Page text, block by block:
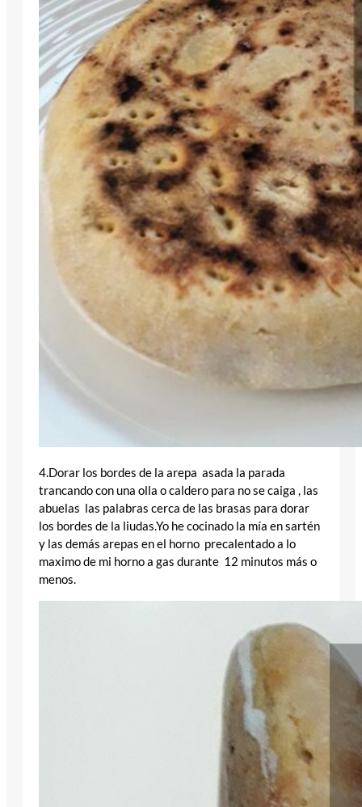
4.Dorar los bordes de la arepa asada la parada
trancando con una olla o caldero para no se caiga , las
abuelas las palabras cerca de las brasas para dorar
los bordes de la liudas.Yo he cocinado la mía en sartén
y las demás arepas en el horno precalentado a lo
maximo de mi horno a gas durante 12 minutos más o
menos.